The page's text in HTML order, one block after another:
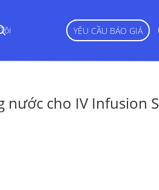
YÊU CẦU BÁO GIÁ
cho IV Infusion